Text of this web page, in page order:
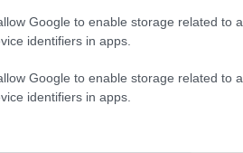
Google to enable storage related to
identifiers in apps.
Google to enable storage related to
identifiers in apps.